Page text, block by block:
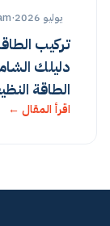
يوليو 2026 ·
تركيب
دليلك
الطاقة
اقرأ المقال ←